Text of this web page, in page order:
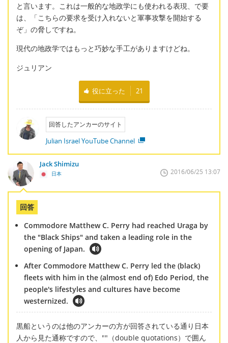
と言います。これは一般的な地政学にも使われる表現、で要
は、「こちらの要求を受け入れないと軍事攻撃を開始する
ぞ」の脅しですね。
現代の地政学ではもっと巧妙な手工がありますけどね。
ジュリアン
役に立った 21
回答したアンカーのサイト
Julian Israel YouTube Channel
Jack Shimizu
日本 2016/06/25 13:07
回答
Commodore Matthew C. Perry had reached Uraga by
the "Black Ships" and taken a leading role in the
opening of Japan.
After Commodore Matthew C. Perry led the (black)
fleets with him in the (almost end of) Edo Period, the
people's lifestyles and cultures have become
westernized.
黒船というのは他のアンカーの方が回答されている通り日本
人から見た通称ですので、""（double quotations）で囲ん